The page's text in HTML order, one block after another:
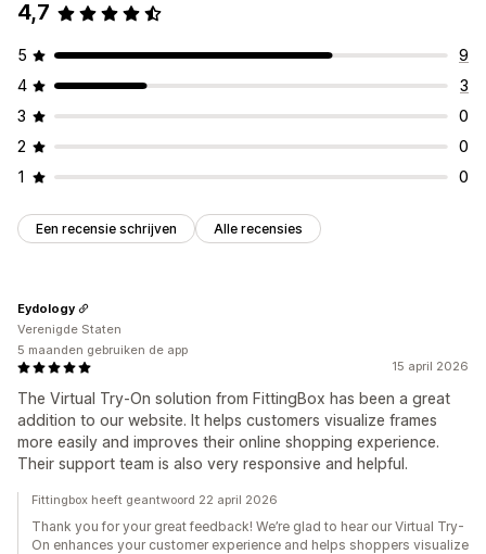
4,7
5
9
4
3
3
0
2
0
1
0
Een recensie schrijven Alle recensies
15 april 2026
The Virtual Try-On solution from FittingBox has been a great
addition to our website. It helps customers visualize frames
more easily and improves their online shopping experience.
Their support team is also very responsive and helpful.
Eydology
Verenigde Staten
5 maanden gebruiken de app
Fittingbox heeft geantwoord 22 april 2026
Thank you for your great feedback! We’re glad to hear our Virtual Try-
On enhances your customer experience and helps shoppers visualize